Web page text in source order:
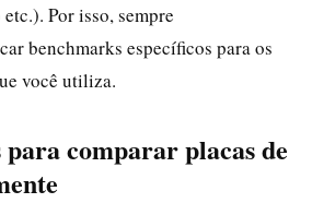
Por isso, sempre
benchmarks específicos para os
você utiliza.
para comparar placas de